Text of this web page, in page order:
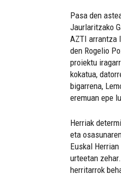
Pasa den
Jaurlaritzako
AZTI arrantza
den Rogelio
proiektu
kokatua,
bigarrena,
eremuan epe
Herriak
eta
Euskal
urteetan
herritarrok